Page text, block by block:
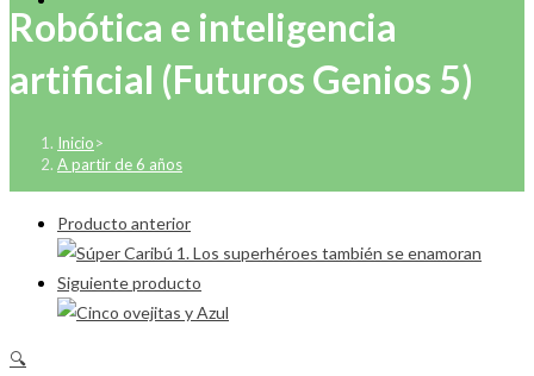
Robótica e inteligencia
artificial (Futuros Genios 5)
Inicio>
A partir de 6 años
Producto anterior
Siguiente producto
🔍